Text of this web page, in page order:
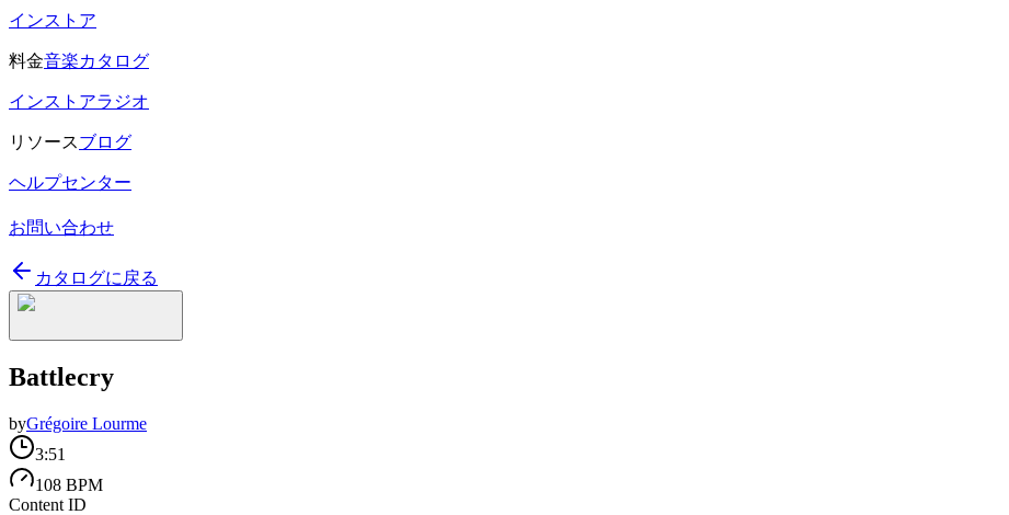
インストア
料金音楽カタログ
インストアラジオ
リソースブログ
ヘルプセンター
お問い合わせ
カタログに戻る
Battlecry
byGrégoire Lourme
3:51
108 BPM
Content ID